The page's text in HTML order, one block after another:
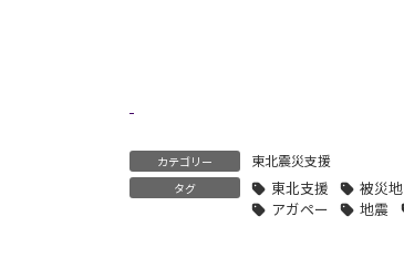
カテゴリー 東北震災支援
タグ 東北支援 被災地
アガペー
地震